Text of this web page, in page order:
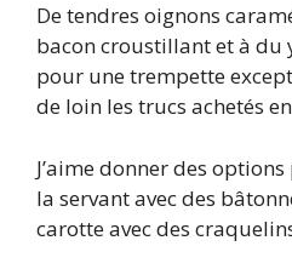
De tendres oignons
bacon croustillant et à du
pour une trempette
de loin les trucs achetés
J’aime donner des
la servant avec des
carotte avec des